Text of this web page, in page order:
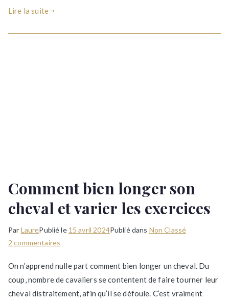
Lire la suite
Comment bien longer son
cheval et varier les exercices
Par LaurePublié le 15 avril 2024Publié dans Non Classé
2 commentaires
bien
longer
son
On n’apprend nulle part comment bien longer un cheval. Du
coup, nombre de cavaliers se contentent de faire tourner leur
cheval distraitement, afin qu’il se défoule. C’est vraiment